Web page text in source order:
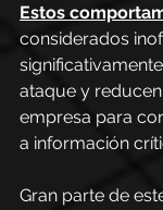
Estos
considerados
ataque y
empresa para
a información
Gran parte de